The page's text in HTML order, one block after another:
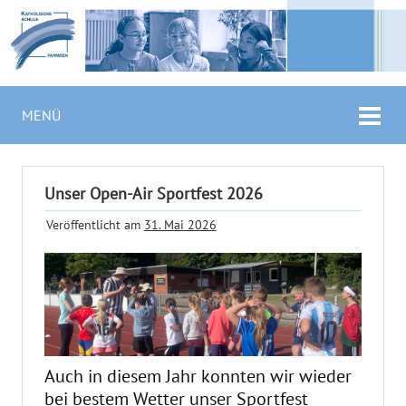
MENÜ
Unser Open-Air Sportfest 2026
Veröffentlicht am 31. Mai 2026
Auch in diesem Jahr konnten wir wieder
bei bestem Wetter unser Sportfest